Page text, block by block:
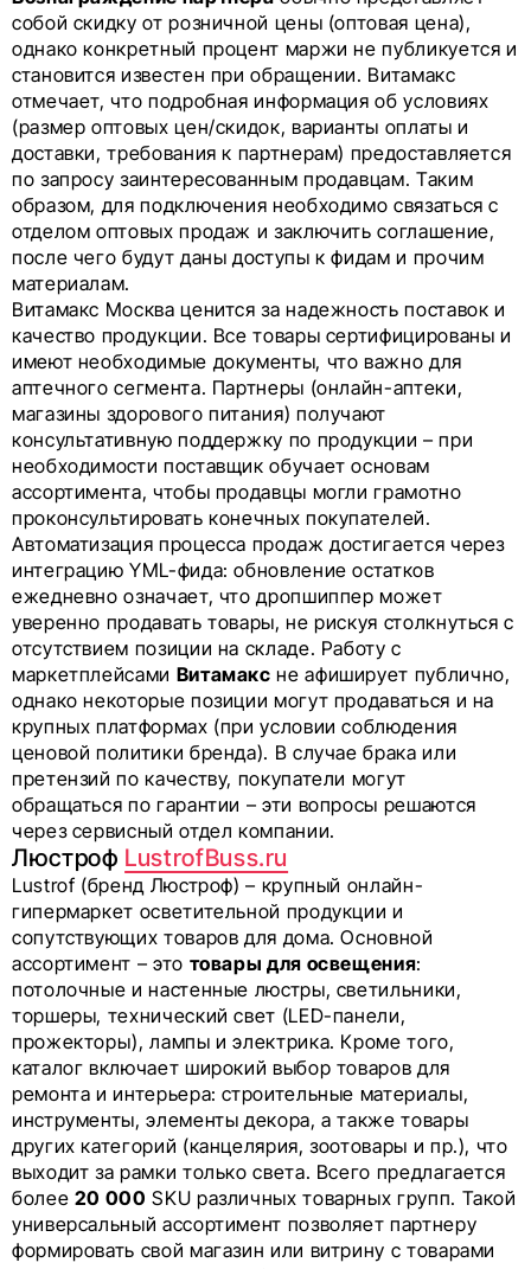
собой скидку от розничной цены (оптовая цена),
однако конкретный процент маржи не публикуется и
становится известен при обращении. Витамакс
отмечает, что подробная информация об условиях
(размер оптовых цен/скидок, варианты оплаты и
доставки, требования к партнерам) предоставляется
по запросу заинтересованным продавцам. Таким
образом, для подключения необходимо связаться с
отделом оптовых продаж и заключить соглашение,
после чего будут даны доступы к фидам и прочим
материалам.
Витамакс Москва ценится за надежность поставок и
качество продукции. Все товары сертифицированы и
имеют необходимые документы, что важно для
аптечного сегмента. Партнеры (онлайн-аптеки,
магазины здорового питания) получают
консультативную поддержку по продукции – при
необходимости поставщик обучает основам
ассортимента, чтобы продавцы могли грамотно
проконсультировать конечных покупателей.
Автоматизация процесса продаж достигается через
интеграцию YML-фида: обновление остатков
ежедневно означает, что дропшиппер может
уверенно продавать товары, не рискуя столкнуться с
отсутствием позиции на складе. Работу с
маркетплейсами Витамакс не афиширует публично,
однако некоторые позиции могут продаваться и на
крупных платформах (при условии соблюдения
ценовой политики бренда). В случае брака или
претензий по качеству, покупатели могут
обращаться по гарантии – эти вопросы решаются
через сервисный отдел компании.
Люстроф LustrofBuss.ru
Lustrof (бренд Люстроф) – крупный онлайн-
гипермаркет осветительной продукции и
сопутствующих товаров для дома. Основной
ассортимент – это товары для освещения:
потолочные и настенные люстры, светильники,
торшеры, технический свет (LED-панели,
прожекторы), лампы и электрика. Кроме того,
каталог включает широкий выбор товаров для
ремонта и интерьера: строительные материалы,
инструменты, элементы декора, а также товары
других категорий (канцелярия, зоотовары и пр.), что
выходит за рамки только света. Всего предлагается
более 20 000 SKU различных товарных групп. Такой
универсальный ассортимент позволяет партнеру
формировать свой магазин или витрину с товарами